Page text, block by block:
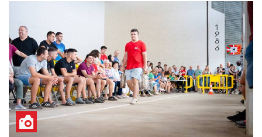
Txinga-proba, estrainekoz, Goiburuko jaietan